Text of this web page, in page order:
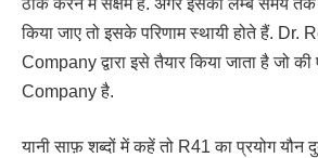
किया जाए तो इसके परिणाम स्थायी होते हैं. Dr.
Company द्वारा इसे तैयार किया जाता है जो
Company है.
यानी साफ़ शब्दों में कहें तो R41 का प्रयोग यौन